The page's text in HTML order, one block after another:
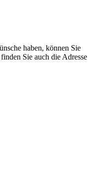
haben, können Sie
Sie auch die Adresse